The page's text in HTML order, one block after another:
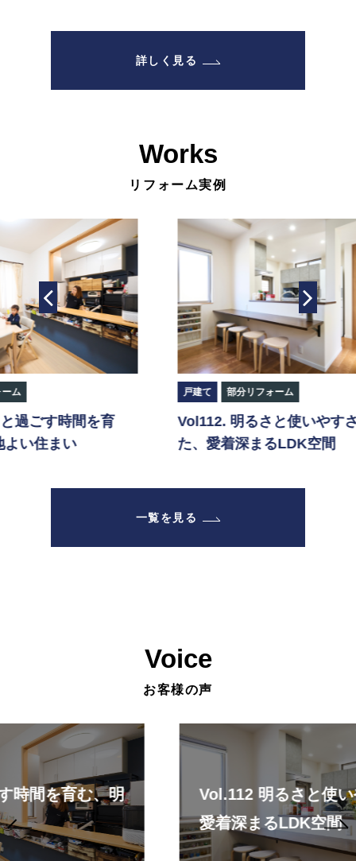
詳しく見る
Works
リフォーム実例
Vol112. 明るさと使いやすさを叶え
た、愛着深まるLDK空間
リ
一覧を見る
Voice
お客様の声
Vol.112 明るさと使いやすさを叶えた、
愛着深まるLDK空間